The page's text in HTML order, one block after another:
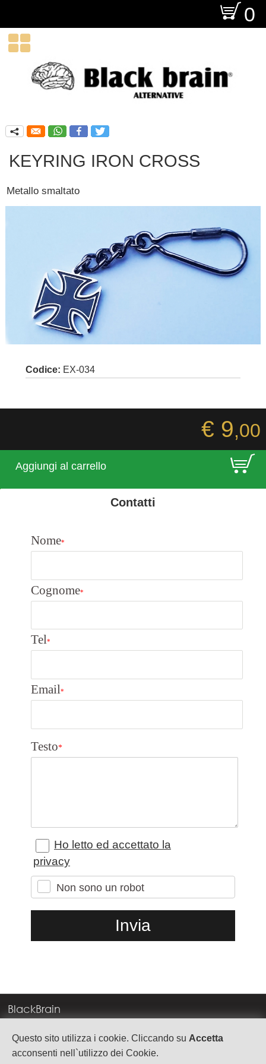
Questo sito utilizza i cookie. Cliccando su Accetta
acconsenti nell`utilizzo dei Cookie.
O 0

q
KEYRING IRON CROSS
Metallo smaltato
Codice: EX-034
€ 9,00
Aggiungi al carrello E
Contatti
Nome*
Cognome*
Tel*
Email*
Testo*
Ho letto ed accettato la
privacy
Non sono un robot
BlackBrain
Corso Milano, 83
37138 Verona